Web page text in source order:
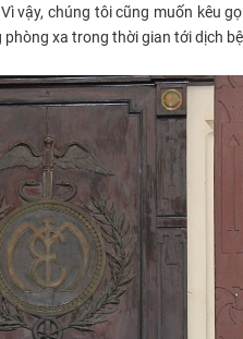
vậy, chúng tôi cũng muốn kêu
xa trong thời gian tới dịch